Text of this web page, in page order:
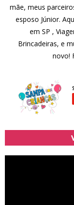
mãe, meus
esposo Júnior.
em SP ,
Brincadeiras, e
novo!